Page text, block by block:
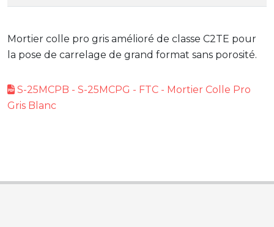
Mortier colle pro gris amélioré de classe C2TE pour
la pose de carrelage de grand format sans porosité.
S-25MCPB - S-25MCPG - FTC - Mortier Colle Pro
Gris Blanc